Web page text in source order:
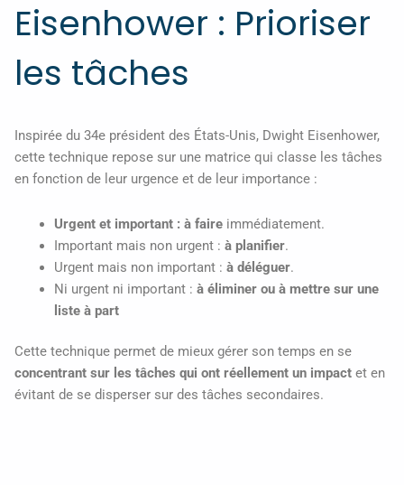
Eisenhower : Prioriser
les tâches
Inspirée du 34e président des États-Unis, Dwight Eisenhower,
cette technique repose sur une matrice qui classe les tâches
en fonction de leur urgence et de leur importance :
Urgent et important : à faireimmédiatement.
Important mais non urgent : à planifier.
Urgent mais non important : à déléguer.
Ni urgent ni important : à éliminer ou à mettre sur une
liste à part
Cette technique permet de mieux gérer son temps en se
concentrant sur les tâches qui ont réellement un impact et en
évitant de se disperser sur des tâches secondaires.